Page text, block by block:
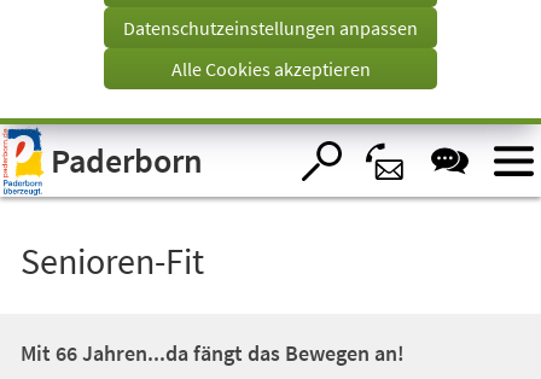
Visuelle
Assistenzsoftware
öffnen.
Tab)
Datenschutzeinstellungen anpassen
Alle Cookies akzeptieren
Paderborn
Senioren-Fit
Mit 66 Jahren...da fängt das Bewegen an!